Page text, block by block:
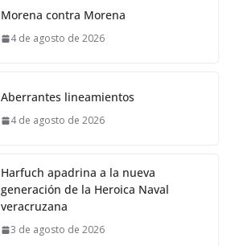
Morena contra Morena
4 de agosto de 2026
Aberrantes lineamientos
4 de agosto de 2026
Harfuch apadrina a la nueva
generación de la Heroica Naval
veracruzana
3 de agosto de 2026